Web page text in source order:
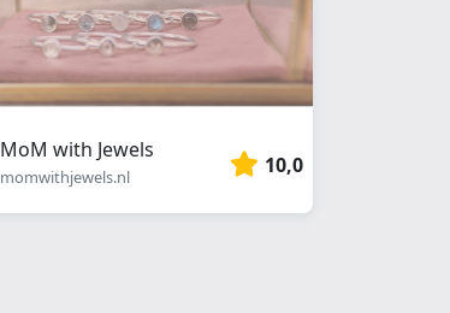
MoM with Jewels
momwithjewels.nl 10,0